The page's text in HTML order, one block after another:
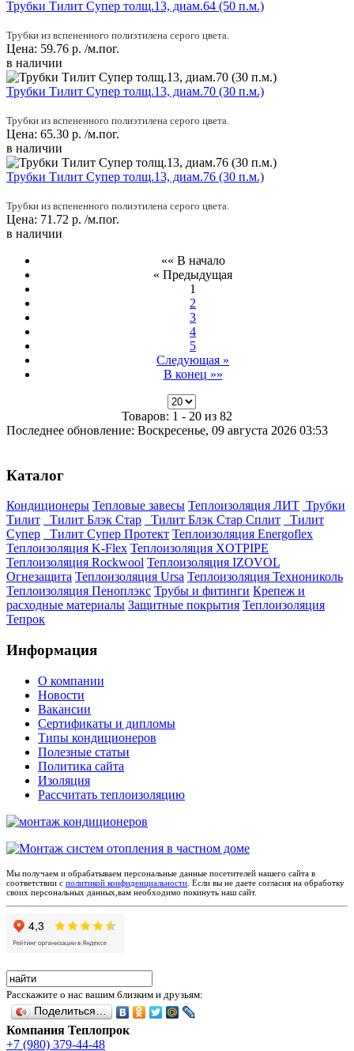
Трубки Тилит Супер толщ.13, диам.64 (50 п.м.)
Трубки из вспененного полиэтилена серого цвета.
Цена: 59.76 р. /м.пог.
в наличии
Трубки Тилит Супер толщ.13, диам.70 (30 п.м.)
Трубки из вспененного полиэтилена серого цвета.
Цена: 65.30 р. /м.пог.
в наличии
Трубки Тилит Супер толщ.13, диам.76 (30 п.м.)
Трубки из вспененного полиэтилена серого цвета.
Цена: 71.72 р. /м.пог.
в наличии
«« В начало
« Предыдущая
1
2
3
4
5
Следующая »
В конец »»
Товаров: 1 - 20 из 82
Последнее обновление: Воскресенье, 09 августа 2026 03:53
Каталог
Кондиционеры Тепловые завесы Теплоизоляция ЛИТ Трубки
Тилит
Тилит Блэк Стар Тилит Блэк Стар Сплит
Тилит
Супер
Тилит Супер Протект Теплоизоляция Energoflex
Теплоизоляция K-Flex Теплоизоляция XOTPIPE
Теплоизоляция Rockwool Теплоизоляция IZOVOL
Огнезащита Теплоизоляция Ursa Теплоизоляция Технониколь
Теплоизоляция Пеноплэкс Трубы и фитинги Крепеж и
расходные материалы Защитные покрытия Теплоизоляция
Тепрок
Информация
О компании
Новости
Вакансии
Сертификаты и дипломы
Типы кондиционеров
Полезные статьи
Политика сайта
Изоляция
Рассчитать теплоизоляцию
Мы получаем и обрабатываем персональные данные посетителей нашего сайта в
соответствии с политикой конфиденциальности . Если вы не даете согласия на обработку
своих персональных данных,вам необходимо покинуть наш сайт.
Расскажите о нас вашим близким и друзьям:
Поделиться…
Компания Теплопрок
+7 (980) 379-44-48